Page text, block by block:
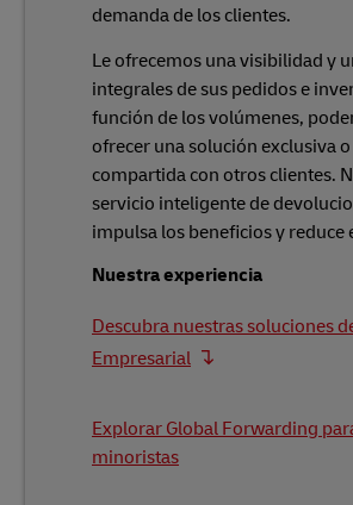
demanda de los clientes.
Le ofrecemos una visibilidad y
integrales de sus pedidos e
función de los volúmenes,
ofrecer una solución exclusiva o
compartida con otros clientes.
servicio inteligente de
impulsa los beneficios y reduce
Nuestra experiencia
Descubra nuestras soluciones
Empresarial
Explorar Global Forwarding
minoristas